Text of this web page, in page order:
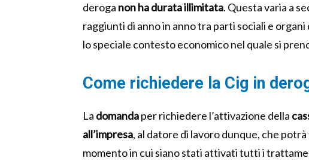
deroga non ha durata illimitata. Questa varia a
raggiunti di anno in anno tra parti sociali e
lo speciale contesto economico nel quale si
Come richiedere la Cig in
La domandaper richiedere l’attivazione della
all’impresa, al datore di lavoro dunque, che
momento in cui siano stati attivati tutti i